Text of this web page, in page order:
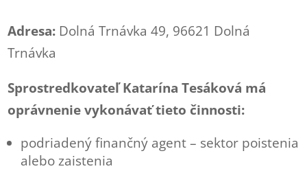
Adresa: Dolná Trnávka 49, 96621 Dolná
Trnávka
Sprostredkovateľ Katarína Tesáková má
oprávnenie vykonávať tieto činnosti:
podriadený finančný agent – sektor poistenia
alebo zaistenia